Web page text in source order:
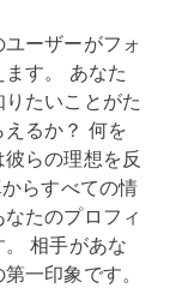
ーザーがフォ
す。 あなた
たいことがた
るか？ 何を
らの理想を反
らすべての情
たのプロフィ
相手があな
一印象です。